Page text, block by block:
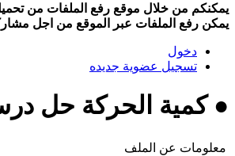
يمكنكم من خلال موقع رفع الملفات من
يمكن رفع الملفات عبر الموقع من اجل
دخول
تسجيل عضوية جديده
● كمية الحركة حل
معلومات عن الملف